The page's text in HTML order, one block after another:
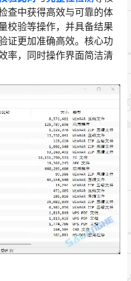
查中获得高效与可靠的体
校验等操作，并具备结果
证更加准确高效。核心功
率，同时操作界面简洁清